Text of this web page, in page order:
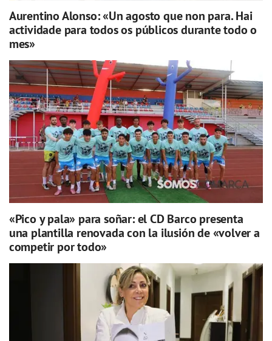
Aurentino Alonso: «Un agosto que non para. Hai
actividade para todos os públicos durante todo o
mes»
«Pico y pala» para soñar: el CD Barco presenta
una plantilla renovada con la ilusión de «volver a
competir por todo»